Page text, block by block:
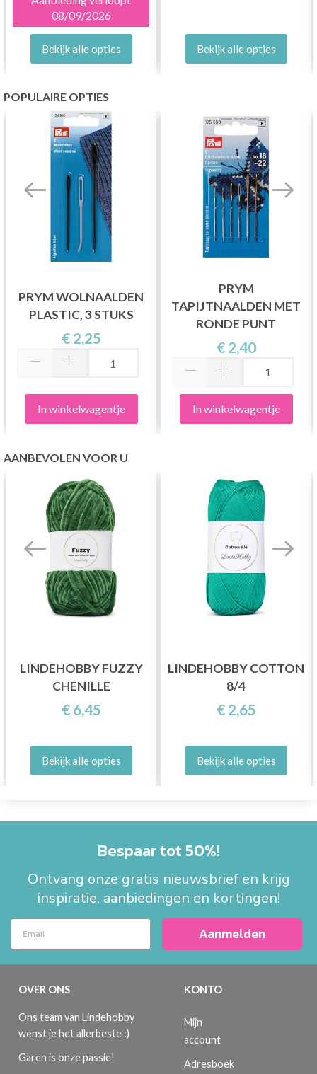
08/09/2026
Bekijk alle opties Bekijk alle opties
POPULAIRE OPTIES
PRYM WOLNAALDEN
PLASTIC, 3 STUKS
€ 2,25
In winkelwagentje
PRYM
TAPIJTNAALDEN MET
RONDE PUNT
€ 2,40
In winkelwagentje
AANBEVOLEN VOOR U
LINDEHOBBY FUZZY
CHENILLE
€ 6,45
Bekijk alle opties
LINDEHOBBY COTTON
8/4
€ 2,65
Bekijk alle opties
Bespaar tot 50%!
Ontvang onze gratis nieuwsbrief en krijg
inspiratie, aanbiedingen en kortingen!
Aanmelden
OVER ONS
Ons team van Lindehobby
wenst je het allerbeste :)
Garen is onze passie!
KONTO
Mijn
account
Adresboek